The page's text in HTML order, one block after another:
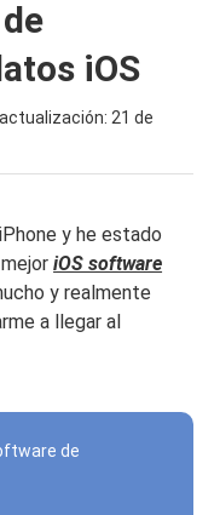
iOS
21 de
y he estado
iOS software
y realmente
a llegar al
de